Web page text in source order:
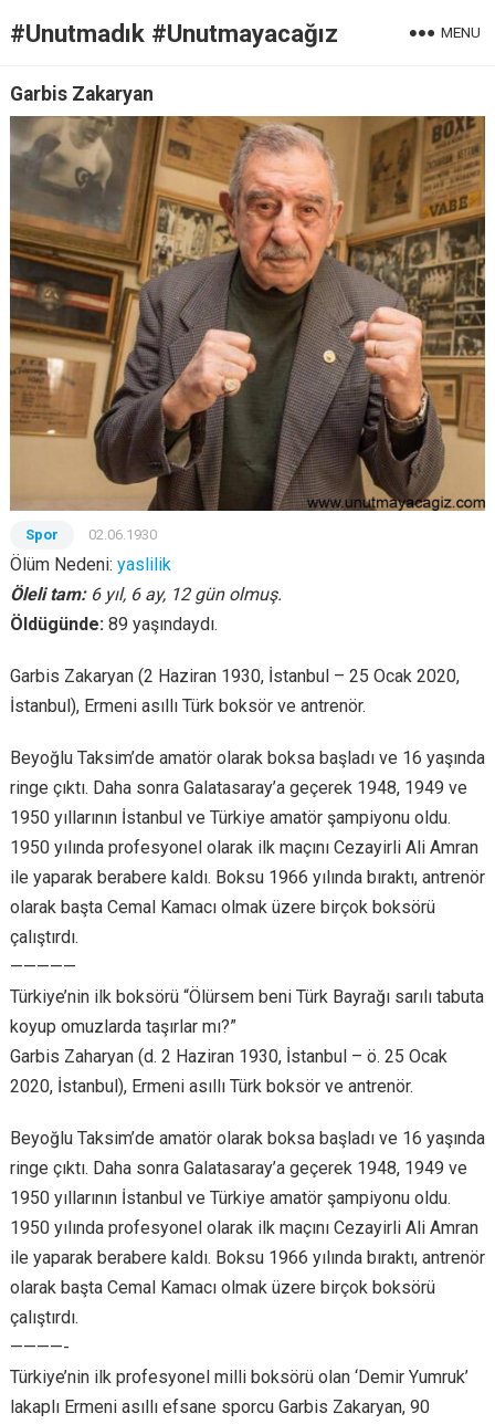
#Unutmadık #Unutmayacağız MENU
Garbis Zakaryan
Spor 02.06.1930
Ölüm Nedeni: yaslilik
Öleli tam: 6 yıl, 6 ay, 12 gün olmuş.
Öldügünde: 89 yaşındaydı.
Garbis Zakaryan (2 Haziran 1930, İstanbul – 25 Ocak 2020,
İstanbul), Ermeni asıllı Türk boksör ve antrenör.
Beyoğlu Taksim’de amatör olarak boksa başladı ve 16 yaşında
ringe çıktı. Daha sonra Galatasaray’a geçerek 1948, 1949 ve
1950 yıllarının İstanbul ve Türkiye amatör şampiyonu oldu.
1950 yılında profesyonel olarak ilk maçını Cezayirli Ali Amran
ile yaparak berabere kaldı. Boksu 1966 yılında bıraktı, antrenör
olarak başta Cemal Kamacı olmak üzere birçok boksörü
çalıştırdı.
—————
Türkiye’nin ilk boksörü “Ölürsem beni Türk Bayrağı sarılı tabuta
koyup omuzlarda taşırlar mı?”
Garbis Zaharyan (d. 2 Haziran 1930, İstanbul – ö. 25 Ocak
2020, İstanbul), Ermeni asıllı Türk boksör ve antrenör.
Beyoğlu Taksim’de amatör olarak boksa başladı ve 16 yaşında
ringe çıktı. Daha sonra Galatasaray’a geçerek 1948, 1949 ve
1950 yıllarının İstanbul ve Türkiye amatör şampiyonu oldu.
1950 yılında profesyonel olarak ilk maçını Cezayirli Ali Amran
ile yaparak berabere kaldı. Boksu 1966 yılında bıraktı, antrenör
olarak başta Cemal Kamacı olmak üzere birçok boksörü
çalıştırdı.
————-
Türkiye’nin ilk profesyonel milli boksörü olan ‘Demir Yumruk’
lakaplı Ermeni asıllı efsane sporcu Garbis Zakaryan, 90